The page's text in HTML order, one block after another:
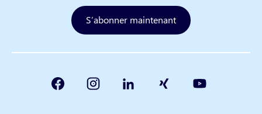
S’abonner maintenant